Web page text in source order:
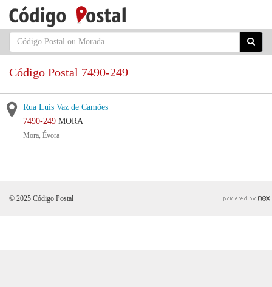
Código Postal 7490-249
Rua Luís Vaz de Camões
7490-249 MORA
Mora, Évora
© 2025 Código Postal